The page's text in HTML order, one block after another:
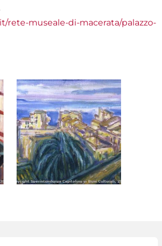
rete-museale-di-macerata/palazzo-